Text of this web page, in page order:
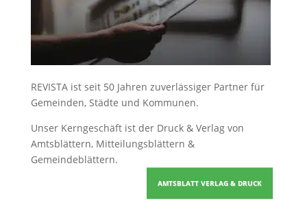
REVISTA ist seit 50 Jahren zuverlässiger Partner für
Gemeinden, Städte und Kommunen.
Unser Kerngeschäft ist der Druck & Verlag von
Amtsblättern, Mitteilungsblättern &
Gemeindeblättern.
AMTSBLATT VERLAG & DRUCK